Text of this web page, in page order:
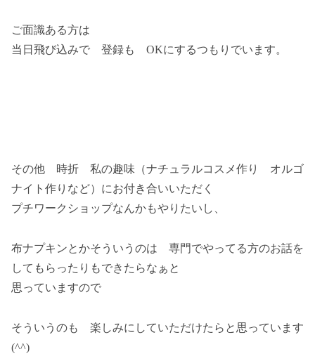
ご面識ある方は
当日飛び込みで 登録も OKにするつもりでいます。
その他 時折 私の趣味（ナチュラルコスメ作り オルゴ
ナイト作りなど）にお付き合いいただく
プチワークショップなんかもやりたいし、
布ナプキンとかそういうのは 専門でやってる方のお話を
してもらったりもできたらなぁと
思っていますので
そういうのも 楽しみにしていただけたらと思っています
(^^)